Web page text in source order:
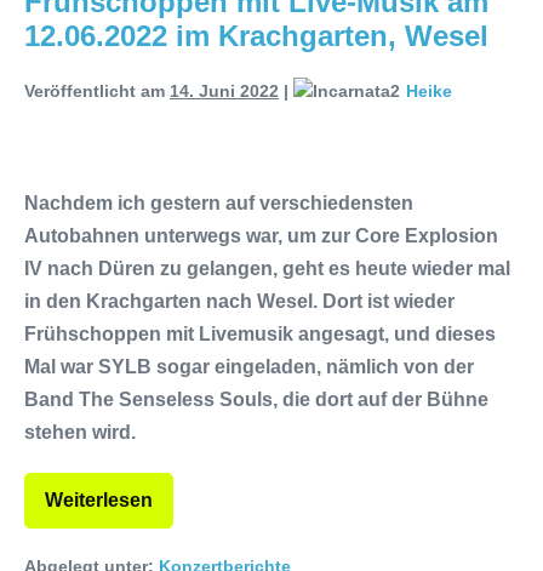
12.06.2022 im Krachgarten, Wesel
Veröffentlicht am 14. Juni 2022 | Heike
Nachdem ich gestern auf verschiedensten
Autobahnen unterwegs war, um zur Core Explosion
IV nach Düren zu gelangen, geht es heute wieder mal
in den Krachgarten nach Wesel. Dort ist wieder
Frühschoppen mit Livemusik angesagt, und dieses
Mal war SYLB sogar eingeladen, nämlich von der
Band The Senseless Souls, die dort auf der Bühne
stehen wird.
Weiterlesen
Abgelegt unter: Konzertberichte